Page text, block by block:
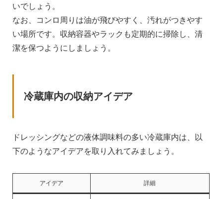
いでしょう。
なお、コンロ周りは油が飛びやすく、汚れがつきやす
い場所です。収納容器やラックも定期的に掃除し、清
潔を保つようにしましょう。
冷蔵庫内の収納アイデア
ドレッシングなどの液体調味料の多い冷蔵庫内は、以
下のようなアイデアを取り入れてみましょう。
アイデア 詳細